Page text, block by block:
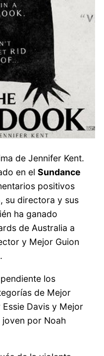
de Jennifer Kent.
en elSundance
positivos
su directora y sus
ha ganado
de Australia a
y Mejor Guion
los
de Mejor
Davis y Mejor
por Noah